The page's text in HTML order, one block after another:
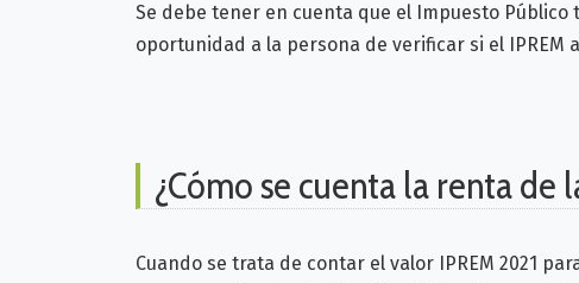
Se debe tener en cuenta que el Impuesto
oportunidad a la persona de verificar si el
¿Cómo se cuenta la renta de
Cuando se trata de contar el valor IPREM 2021